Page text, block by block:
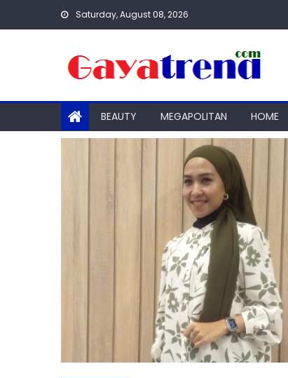
Saturday, August 08, 2026
BEAUTY MEGAPOLITAN HOME